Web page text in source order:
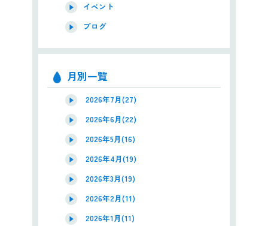
イベント
ブログ
月別一覧
2026年7月(27)
2026年6月(22)
2026年5月(16)
2026年4月(19)
2026年3月(19)
2026年2月(11)
2026年1月(11)